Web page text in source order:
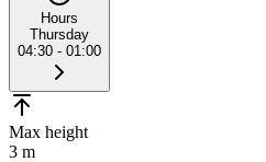
Hours
Thursday
04:30 - 01:00
Max height
3 m